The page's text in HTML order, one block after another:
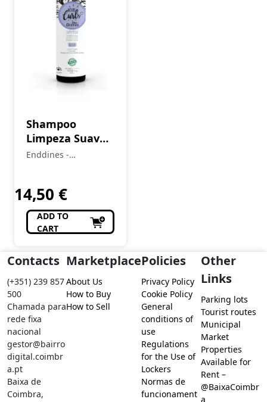
Shampoo
Limpeza Suave
(2A-4C) LOVE
Enddines -
14,50 €
ADD TO
CART
Contacts
(+351) 239 857
500
Chamada para
rede fixa
nacional
gestor@bairro
digital.coimbr
a.pt
Baixa de
Coimbra,
Marketplace
About Us
How to Buy
How to Sell
Policies
Privacy Policy
Cookie Policy
General
conditions of
use
Regulations
for the Use of
Lockers
Normas de
funcionament
Other
Links
Parking lots
Tourist routes
Municipal
Market
Properties
Available for
Rent –
@BaixaCoimbr
a